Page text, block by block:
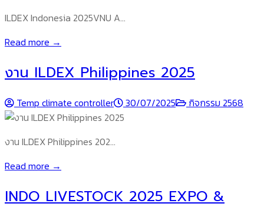
ILDEX Indonesia 2025VNU A…
Read more →
งาน ILDEX Philippines 2025
Temp climate controller 30/07/2025 กิจกรรม 2568
งาน ILDEX Philippines 202…
Read more →
INDO LIVESTOCK 2025 EXPO &